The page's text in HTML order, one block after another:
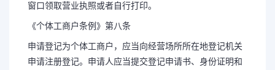
窗口领取营业执照或者自行打印。
《个体工商户条例》第八条
申请登记为个体工商户，应当向经营场所所在地登记机关
申请注册登记。申请人应当提交登记申请书、身份证明和